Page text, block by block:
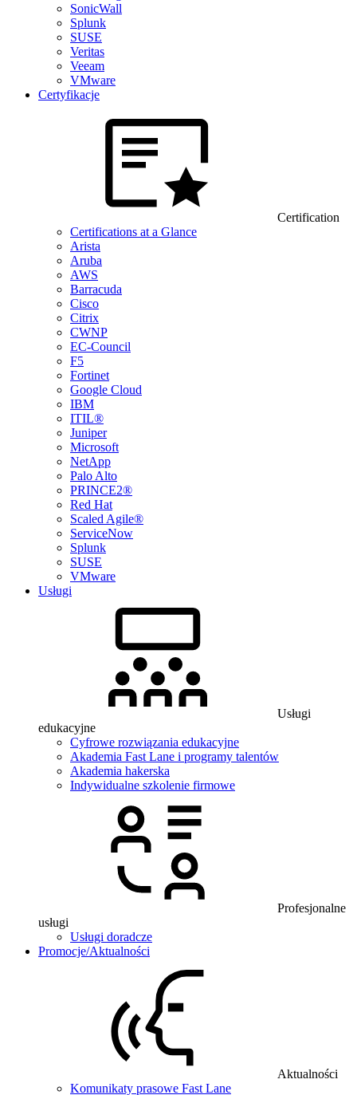
SonicWall
Splunk
SUSE
Veritas
Veeam
VMware
Certyfikacje
Certification
Certifications at a Glance
Arista
Aruba
AWS
Barracuda
Cisco
Citrix
CWNP
EC-Council
F5
Fortinet
Google Cloud
IBM
ITIL®
Juniper
Microsoft
NetApp
Palo Alto
PRINCE2®
Red Hat
Scaled Agile®
ServiceNow
Splunk
SUSE
VMware
Usługi
Usługi
edukacyjne
Cyfrowe rozwiązania edukacyjne
Akademia Fast Lane i programy talentów
Akademia hakerska
Indywidualne szkolenie firmowe
Profesjonalne
usługi
Usługi doradcze
Promocje/Aktualności
Aktualności
Komunikaty prasowe Fast Lane